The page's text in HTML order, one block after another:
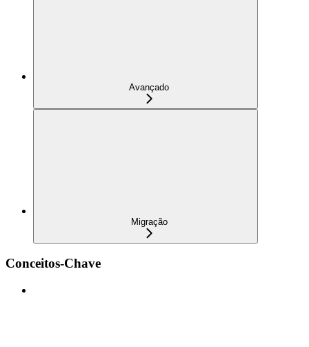
Avançado
Migração
Conceitos-Chave